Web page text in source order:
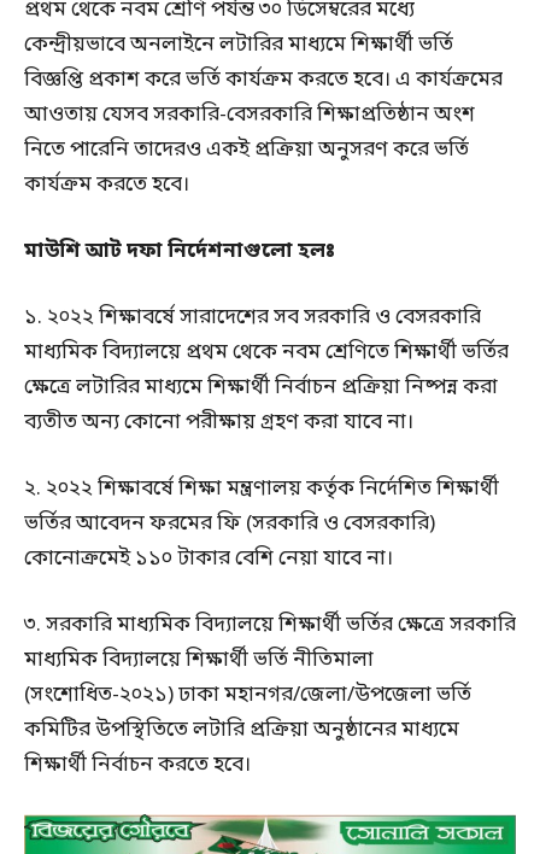
প্রথম থেকে নবম শ্রেণি পর্যন্ত ৩০ ডিসেম্বরের মধ্যে
কেন্দ্রীয়ভাবে অনলাইনে লটারির মাধ্যমে শিক্ষার্থী ভর্তি
বিজ্ঞপ্তি প্রকাশ করে ভর্তি কার্যক্রম করতে হবে। এ কার্যক্রমের
আওতায় যেসব সরকারি-বেসরকারি শিক্ষাপ্রতিষ্ঠান অংশ
নিতে পারেনি তাদেরও একই প্রক্রিয়া অনুসরণ করে ভর্তি
কার্যক্রম করতে হবে।
মাউশি আট দফা নির্দেশনাগুলো হলঃ
১. ২০২২ শিক্ষাবর্ষে সারাদেশের সব সরকারি ও বেসরকারি
মাধ্যমিক বিদ্যালয়ে প্রথম থেকে নবম শ্রেণিতে শিক্ষার্থী ভর্তির
ক্ষেত্রে লটারির মাধ্যমে শিক্ষার্থী নির্বাচন প্রক্রিয়া নিষ্পন্ন করা
ব্যতীত অন্য কোনো পরীক্ষায় গ্রহণ করা যাবে না।
২. ২০২২ শিক্ষাবর্ষে শিক্ষা মন্ত্রণালয় কর্তৃক নির্দেশিত শিক্ষার্থী
ভর্তির আবেদন ফরমের ফি (সরকারি ও বেসরকারি)
কোনোক্রমেই ১১০ টাকার বেশি নেয়া যাবে না।
৩. সরকারি মাধ্যমিক বিদ্যালয়ে শিক্ষার্থী ভর্তির ক্ষেত্রে সরকারি
মাধ্যমিক বিদ্যালয়ে শিক্ষার্থী ভর্তি নীতিমালা
(সংশোধিত-২০২১) ঢাকা মহানগর/জেলা/উপজেলা ভর্তি
কমিটির উপস্থিতিতে লটারি প্রক্রিয়া অনুষ্ঠানের মাধ্যমে
শিক্ষার্থী নির্বাচন করতে হবে।